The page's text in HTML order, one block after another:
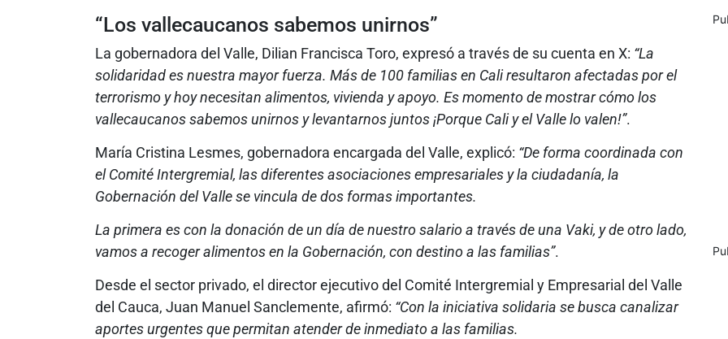
“Los vallecaucanos sabemos unirnos”
La gobernadora del Valle, Dilian Francisca Toro, expresó a través de su cuenta en X: “La
solidaridad es nuestra mayor fuerza. Más de 100 familias en Cali resultaron afectadas por el
terrorismo y hoy necesitan alimentos, vivienda y apoyo. Es momento de mostrar cómo los
vallecaucanos sabemos unirnos y levantarnos juntos ¡Porque Cali y el Valle lo valen!”.
María Cristina Lesmes, gobernadora encargada del Valle, explicó: “De forma coordinada con
el Comité Intergremial, las diferentes asociaciones empresariales y la ciudadanía, la
Gobernación del Valle se vincula de dos formas importantes.
La primera es con la donación de un día de nuestro salario a través de una Vaki, y de otro lado,
vamos a recoger alimentos en la Gobernación, con destino a las familias”.
Desde el sector privado, el director ejecutivo del Comité Intergremial y Empresarial del Valle
del Cauca, Juan Manuel Sanclemente, afirmó: “Con la iniciativa solidaria se busca canalizar
aportes urgentes que permitan atender de inmediato a las familias.